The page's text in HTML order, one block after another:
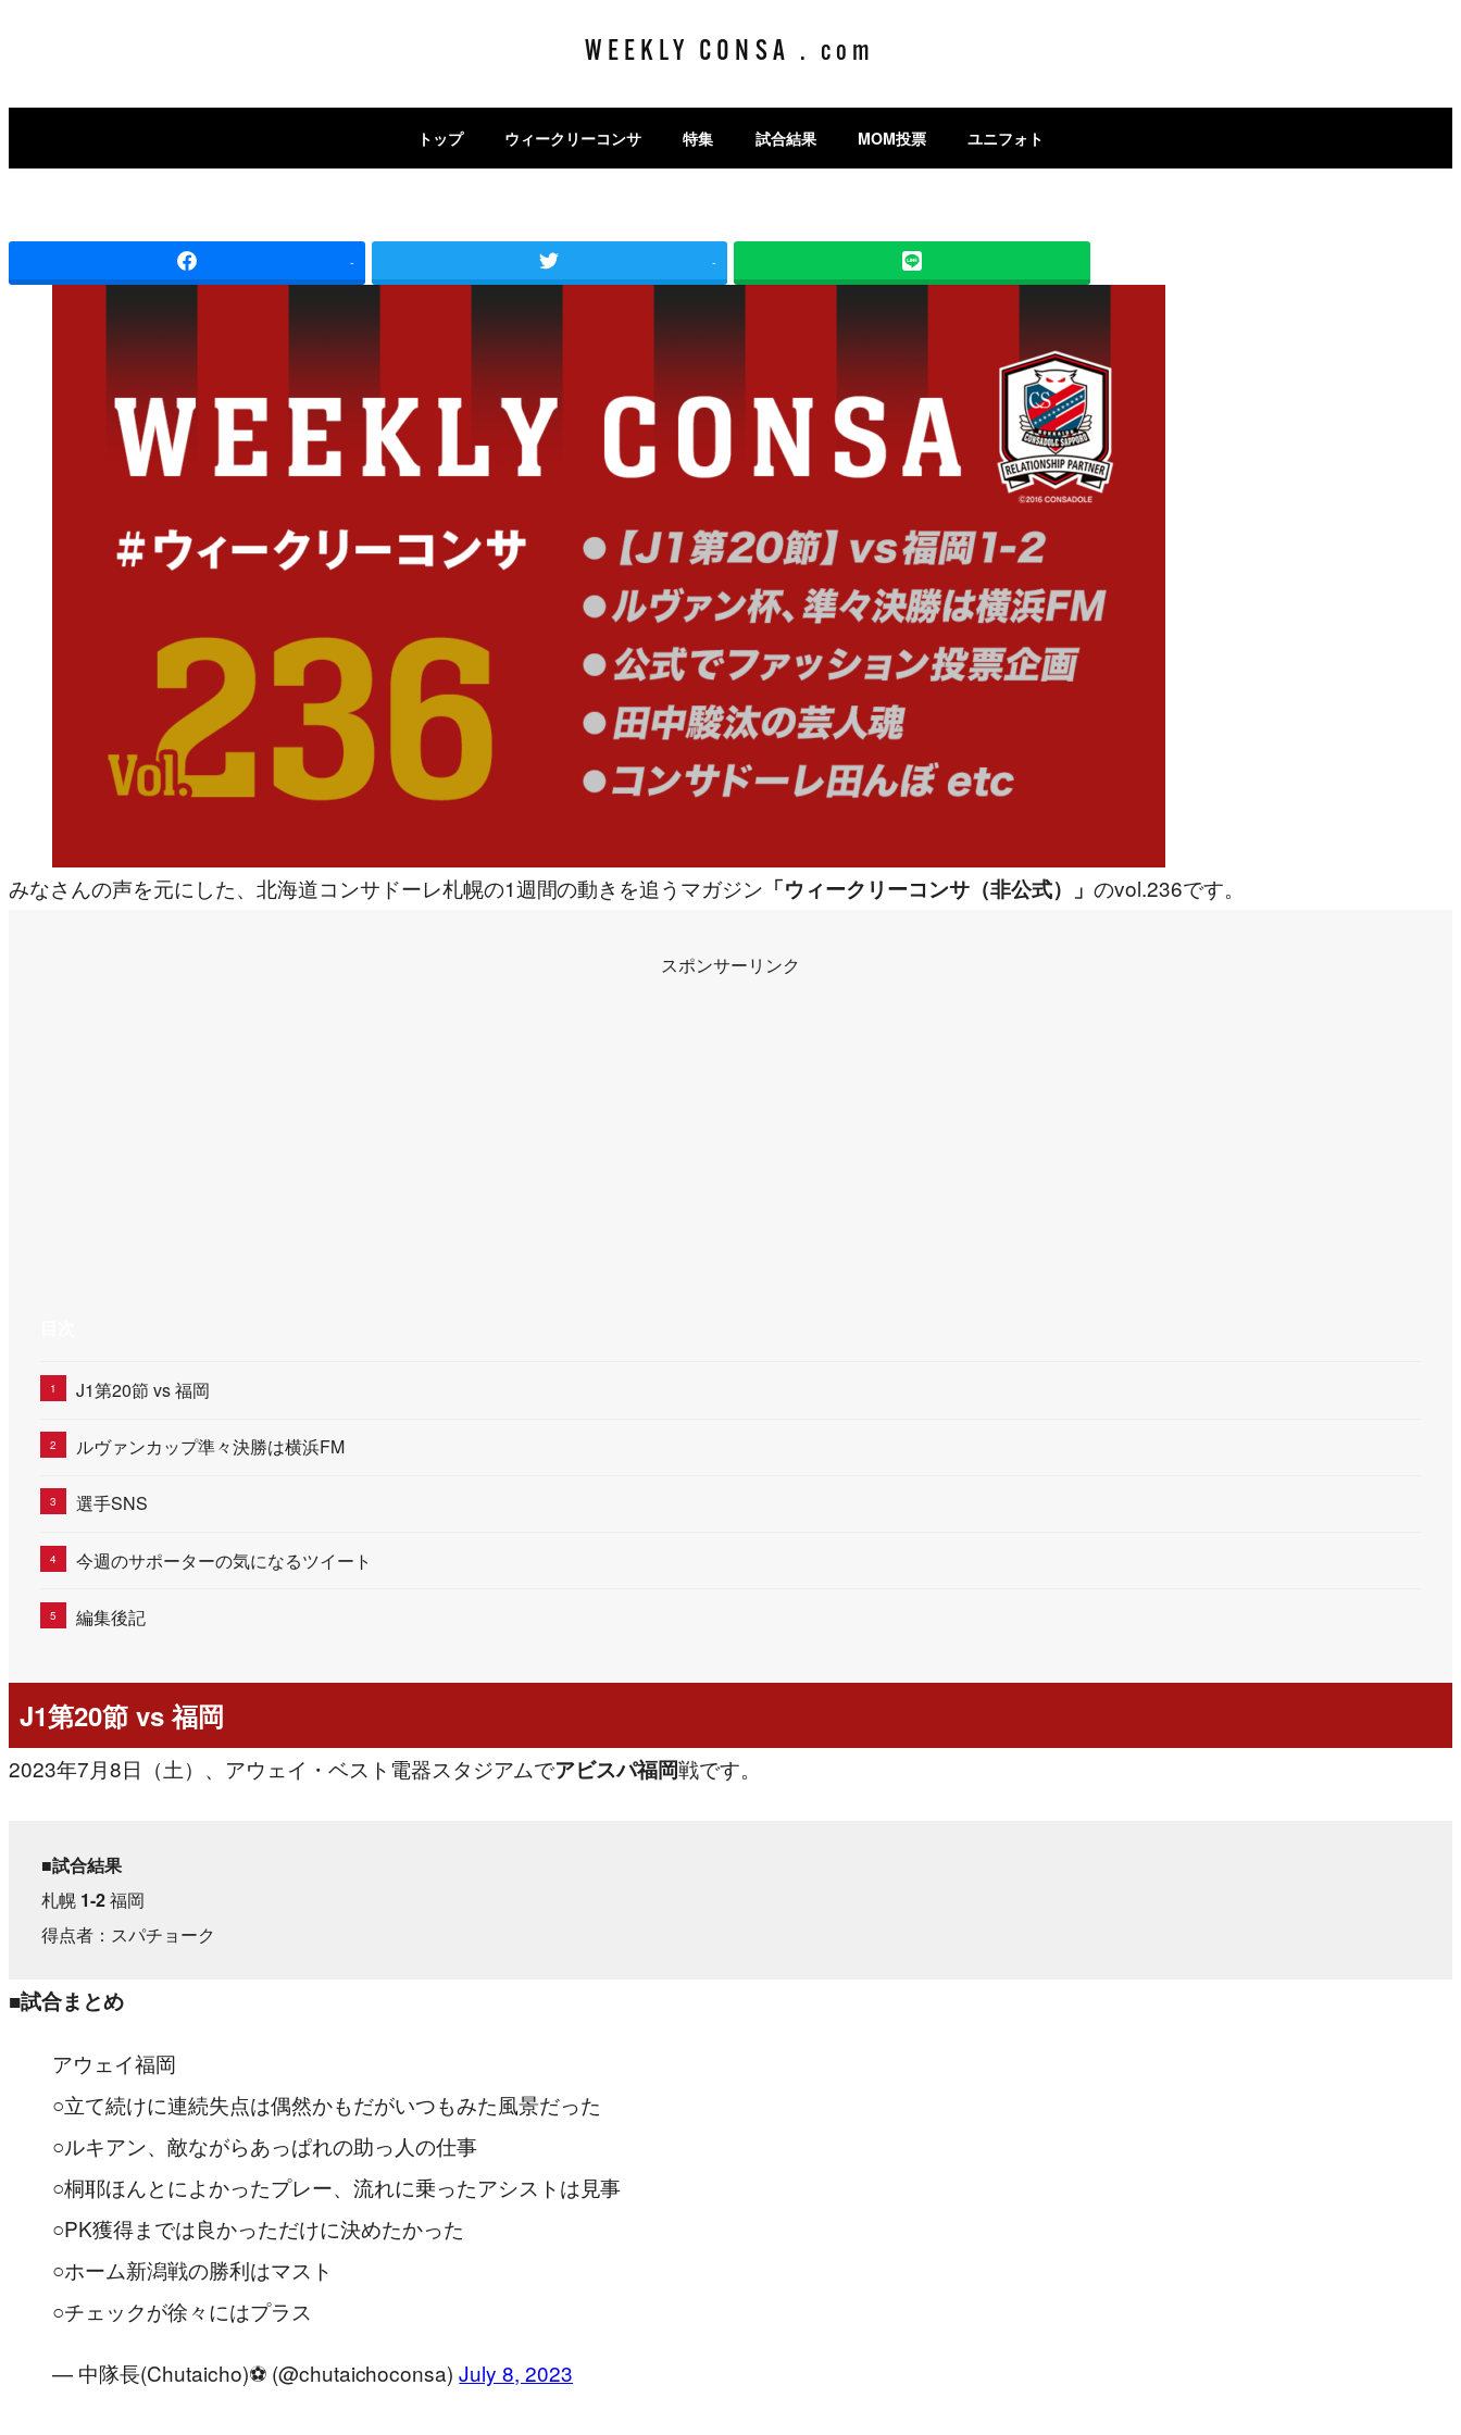
ン
テ
ン
WEEKLY CONSA . com
トップ ウィークリーコンサ 特集 試合結果 MOM投票 ユニフォト
- -
みなさんの声を元にした、北海道コンサドーレ札幌の1週間の動きを追うマガジン 「ウィークリーコンサ（非公式）」のvol.236です。
スポンサーリンク
J1第20節 vs 福岡
ルヴァンカップ準々決勝は横浜FM
選手SNS
今週のサポーターの気になるツイート
編集後記
J1第20節 vs 福岡
2023年7月8日（土）、アウェイ・ベスト電器スタジアムでアビスパ福岡戦です。
■試合結果
札幌 1-2福岡
得点者：スパチョーク
■試合まとめ
アウェイ福岡
○立て続けに連続失点は偶然かもだがいつもみた風景だった
○ルキアン、敵ながらあっぱれの助っ人の仕事
○桐耶ほんとによかったプレー、流れに乗ったアシストは見事
○PK獲得までは良かっただけに決めたかった
○ホーム新潟戦の勝利はマスト
○チェックが徐々にはプラス
— 中隊長(Chutaicho)⚽️ (@chutaichoconsa)July 8, 2023